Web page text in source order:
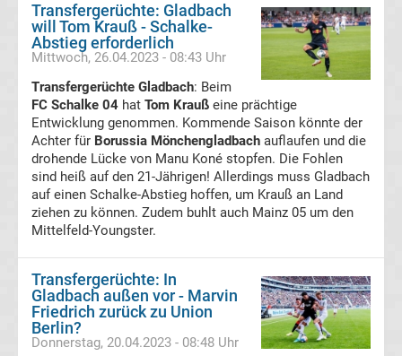
Holstein
Kiel
Transfergerüchte
Karlsruher
SC
Transfergerüchte
Kickers
Offenbach
Transfergerüchte: Gladbach
will Tom Krauß - Schalke-
Abstieg erforderlich
Mittwoch, 26.04.2023 - 08:43 Uhr
Transfergerüchte Gladbach: Beim
FC Schalke 04 hat Tom Krauß eine prächtige
Entwicklung genommen. Kommende Saison könnte der
Achter für Borussia Mönchengladbach auflaufen und die
drohende Lücke von Manu Koné stopfen. Die Fohlen
sind heiß auf den 21-Jährigen! Allerdings muss Gladbach
auf einen Schalke-Abstieg hoffen, um Krauß an Land
ziehen zu können. Zudem buhlt auch Mainz 05 um den
Mittelfeld-Youngster.
Transfergerüchte: In
Gladbach außen vor - Marvin
Friedrich zurück zu Union
Berlin?
Donnerstag, 20.04.2023 - 08:48 Uhr